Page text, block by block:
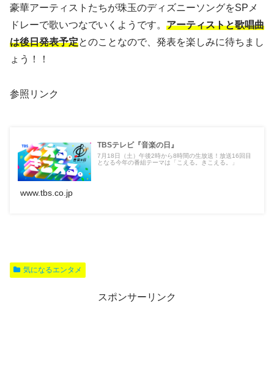
豪華アーティストたちが珠玉のディズニーソングをSPメ
ドレーで歌いつなでいくようです。 アーティストと歌唱曲
は後日発表予定とのことなので、発表を楽しみに待ちまし
ょう！！
参照リンク
TBSテレビ『音楽の日』
7月18日（土）午後2時から8時間の生放送！放送16回目
となる今年の番組テーマは「こえる。きこえる。」
www.tbs.co.jp
気になるエンタメ
スポンサーリンク